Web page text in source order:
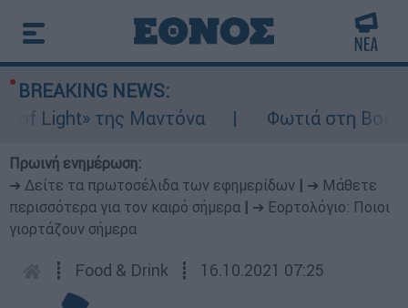
BREAKING NEWS:
της Μαντόνα
Φωτιά στη Βοιωτία:
Πρωινή ενημέρωση:
➔ Δείτε τα πρωτοσέλιδα των εφημερίδων
➔ Μάθετε
περισσότερα για τον καιρό σήμερα
➔ Εορτολόγιο: Ποιοι
γιορτάζουν σήμερα
┋ Food & Drink ┋ 16.10.2021 07:25